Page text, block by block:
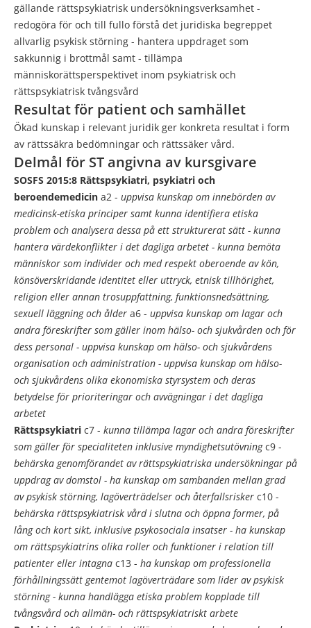
gällande rättspsykiatrisk undersökningsverksamhet -
redogöra för och till fullo förstå det juridiska begreppet
allvarlig psykisk störning - hantera uppdraget som
sakkunnig i brottmål samt - tillämpa
människorättsperspektivet inom psykiatrisk och
rättspsykiatrisk tvångsvård
Resultat för patient och samhället
Ökad kunskap i relevant juridik ger konkreta resultat i form
av rättssäkra bedömningar och rättssäker vård.
Delmål för ST angivna av kursgivare
SOSFS 2015:8 Rättspsykiatri, psykiatri och
beroendemedicin a2 - uppvisa kunskap om innebörden av
medicinsk-etiska principer samt kunna identifiera etiska
problem och analysera dessa på ett strukturerat sätt - kunna
hantera värdekonflikter i det dagliga arbetet - kunna bemöta
människor som individer och med respekt oberoende av kön,
könsöverskridande identitet eller uttryck, etnisk tillhörighet,
religion eller annan trosuppfattning, funktionsnedsättning,
sexuell läggning och ålder a6 - uppvisa kunskap om lagar och
andra föreskrifter som gäller inom hälso- och sjukvården och för
dess personal - uppvisa kunskap om hälso- och sjukvårdens
organisation och administration - uppvisa kunskap om hälso-
och sjukvårdens olika ekonomiska styrsystem och deras
betydelse för prioriteringar och avvägningar i det dagliga
arbetet
Rättspsykiatri c7 - kunna tillämpa lagar och andra föreskrifter
som gäller för specialiteten inklusive myndighetsutövningc9 -
behärska genomförandet av rättspsykiatriska undersökningar på
uppdrag av domstol - ha kunskap om sambanden mellan grad
av psykisk störning, lagöverträdelser och återfallsrisker c10 -
behärska rättspsykiatrisk vård i slutna och öppna former, på
lång och kort sikt, inklusive psykosociala insatser - ha kunskap
om rättspsykiatrins olika roller och funktioner i relation till
patienter eller intagna c13 - ha kunskap om professionella
förhållningssätt gentemot lagöverträdare som lider av psykisk
störning- kunna handlägga etiska problem kopplade till
tvångsvård och allmän- och rättspsykiatriskt arbete